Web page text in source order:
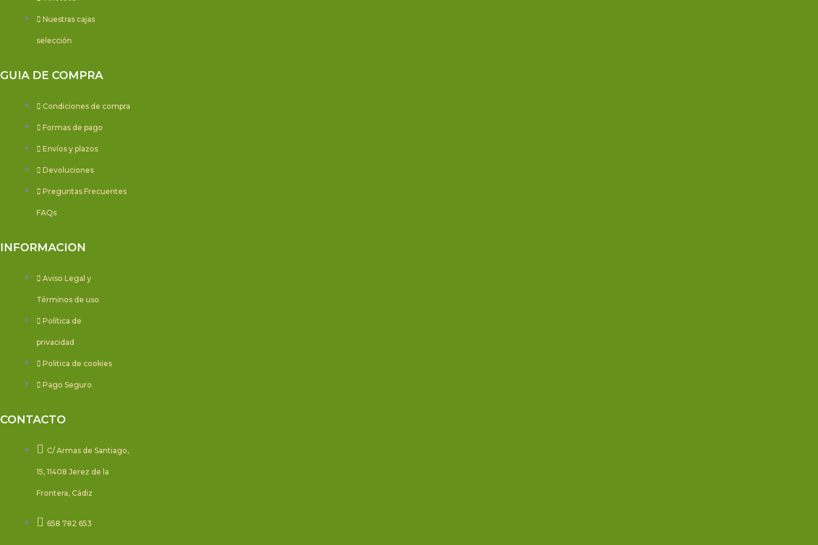
Nuestras cajas
selección
GUIA DE COMPRA
Condiciones de compra
Formas de pago
Envíos y plazos
Devoluciones
Preguntas Frecuentes
FAQs
INFORMACION
Aviso Legal y
Términos de uso
Política de
privacidad
Politica de cookies
Pago Seguro
CONTACTO
C/ Armas de Santiago,
15, 11408 Jerez de la
Frontera, Cádiz
658 782 653